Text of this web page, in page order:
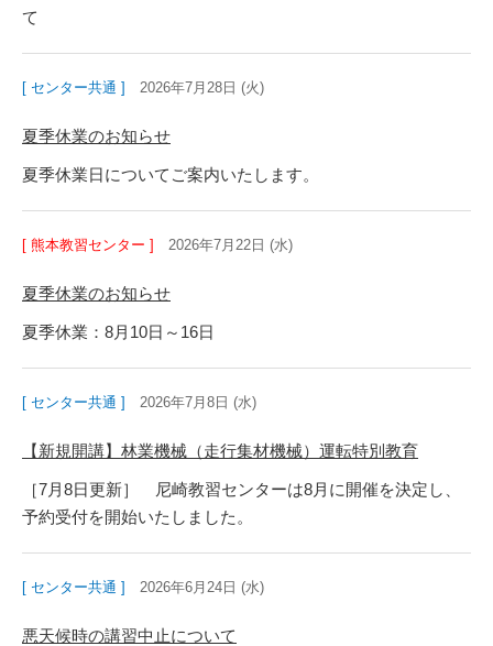
て
[ センター共通 ] 2026年7月28日 (火)
夏季休業のお知らせ
夏季休業日についてご案内いたします。
[ 熊本教習センター ] 2026年7月22日 (水)
夏季休業のお知らせ
夏季休業：8月10日～16日
[ センター共通 ] 2026年7月8日 (水)
【新規開講】林業機械（走行集材機械）運転特別教育
［7月8日更新］ 尼崎教習センターは8月に開催を決定し、
予約受付を開始いたしました。
[ センター共通 ] 2026年6月24日 (水)
悪天候時の講習中止について